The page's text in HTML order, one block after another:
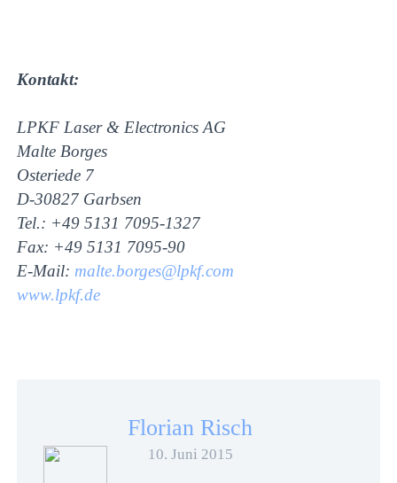
Kontakt:
LPKF Laser & Electronics AG
Malte Borges
Osteriede 7
D-30827 Garbsen
Tel.: +49 5131 7095-1327
Fax: +49 5131 7095-90
E-Mail: malte.borges@lpkf.com
www.lpkf.de
Florian Risch
10. Juni 2015